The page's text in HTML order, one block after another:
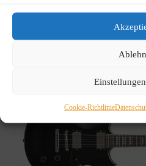
Cookie-Richtlinie